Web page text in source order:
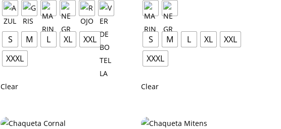
S M L XL
XXL
XXXL
Clear
S M L XL
XXL
XXXL
Clear